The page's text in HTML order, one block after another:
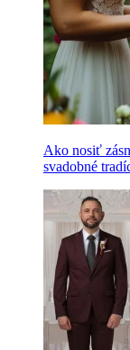
Ako nosiť
svadobné